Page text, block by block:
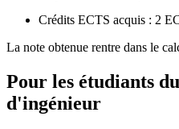
Crédits ECTS acquis : 2
La note obtenue rentre dans le
Pour les étudiants
d'ingénieur